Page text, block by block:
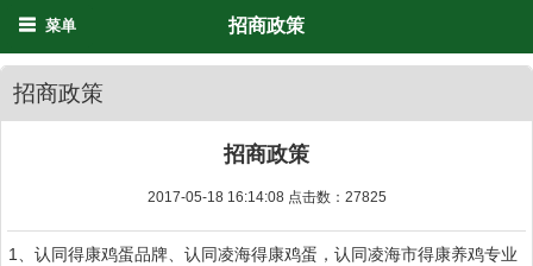
招商政策
菜单
招商政策
招商政策
2017-05-18 16:14:08 点击数： 27825
1、认同得康鸡蛋品牌、认同凌海得康鸡蛋，认同凌海市得康养鸡专业